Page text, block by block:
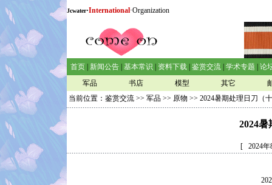
Jcwater·International·Organization
首页 新闻公告 基本常识 资料下载 鉴赏交流 学术专题
论
军品
书店 模型 其它
当前位置： 鉴赏交流 >> 军品 >> 原物 >> 2024暑期处理日刀（
2024
[ 2024年